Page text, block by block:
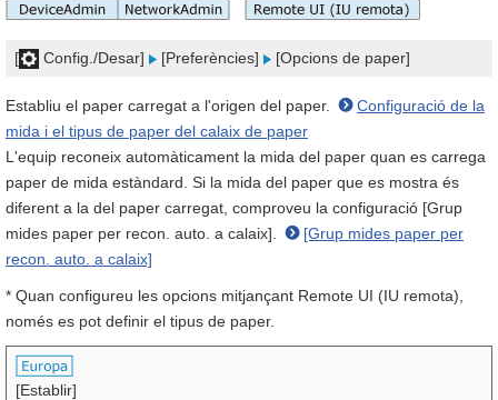
[ Config./Desar] [Preferències] [Opcions de paper]
Establiu el paper carregat a l'origen del paper.
Configuració de la
mida i el tipus de paper del calaix de paper
L'equip reconeix automàticament la mida del paper quan es carrega
paper de mida estàndard. Si la mida del paper que es mostra és
diferent a la del paper carregat, comproveu la configuració [Grup
mides paper per recon. auto. a calaix].
[Grup mides paper per
recon. auto. a calaix]
* Quan configureu les opcions mitjançant Remote UI (IU remota),
només es pot definir el tipus de paper.
[Establir]